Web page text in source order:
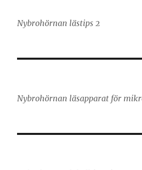
Nybrohörnan lästips 2
Nybrohörnan läsapparat för